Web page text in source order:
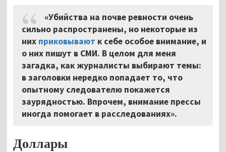
«Убийства на почве ревности очень
сильно распространены, но некоторые из
них приковывают к себе особое внимание, и
о них пишут в СМИ. В целом для меня
загадка, как журналисты выбирают темы:
в заголовки нередко попадает то, что
опытному следователю покажется
заурядностью. Впрочем, внимание прессы
иногда помогает в расследованиях».
Доллары